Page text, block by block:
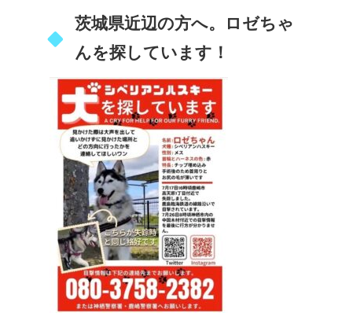
茨城県近辺の方へ。ロゼちゃ
んを探しています！